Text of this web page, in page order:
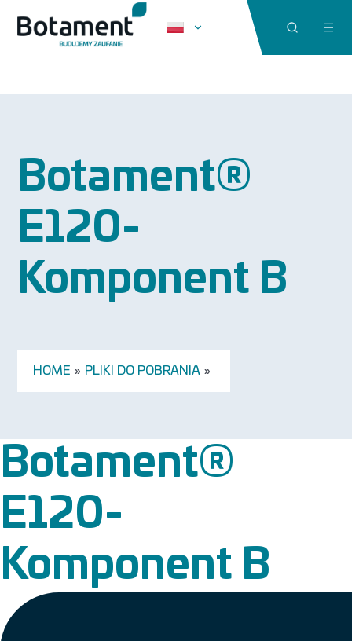
Botament®
E120-
Komponent B
HOME » PLIKI DO POBRANIA »
Botament®
E120-
Komponent B